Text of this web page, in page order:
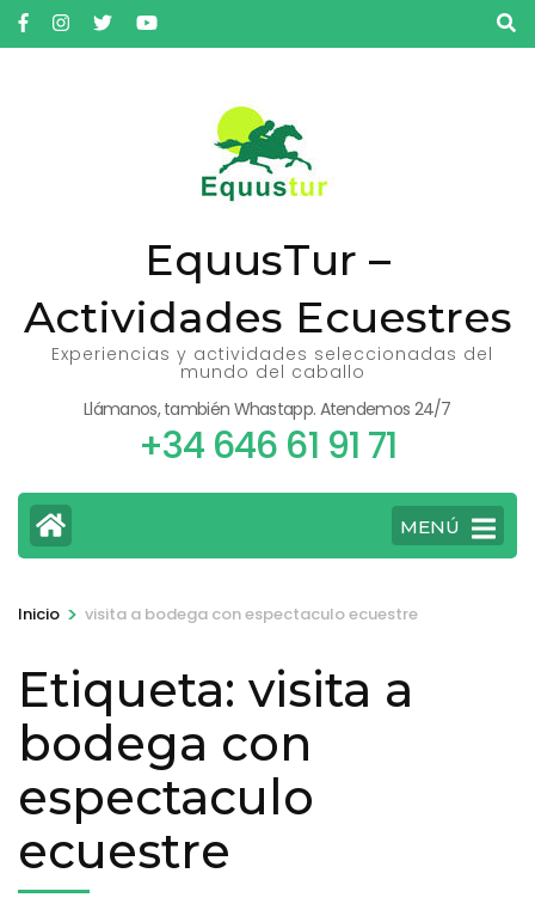
Saltar
al
EquusTur –
Actividades Ecuestres
Experiencias y actividades seleccionadas del
mundo del caballo
Llámanos, también Whastapp. Atendemos 24/7
+34 646 61 91 71
MENÚ
Inicio > visita a bodega con espectaculo ecuestre
Etiqueta: visita a
bodega con
espectaculo
ecuestre